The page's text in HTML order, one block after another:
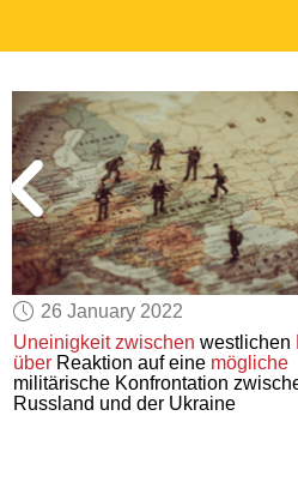
26 January 2022
Uneinigkeit zwischen westlichen
über Reaktion auf eine mögliche
militärische Konfrontation
Russland und der Ukraine